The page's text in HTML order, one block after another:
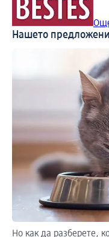
Нашето
Но как да разберете,